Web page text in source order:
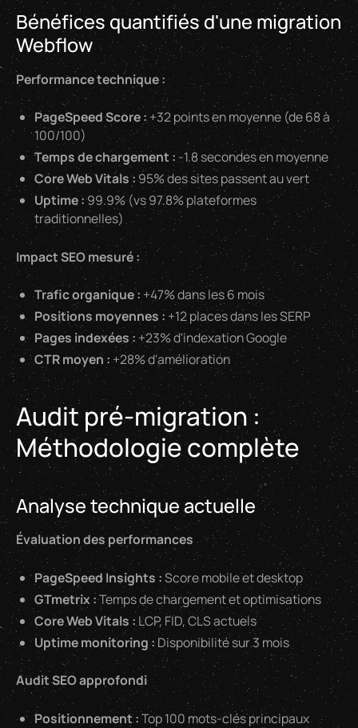
Bénéfices quantifiés d'une migration
Webflow
Performance technique :
PageSpeed Score :+32 points en moyenne (de 68 à
100/100)
Temps de chargement : -1.8 secondes en moyenne
Core Web Vitals :95% des sites passent au vert
Uptime :99.9% (vs 97.8% plateformes
traditionnelles)
Impact SEO mesuré :
Trafic organique : +47% dans les 6 mois
Positions moyennes : +12 places dans les SERP
Pages indexées : +23% d'indexation Google
CTR moyen : +28% d'amélioration
Audit pré-migration :
Méthodologie complète
Analyse technique actuelle
Évaluation des performances
PageSpeed Insights :Score mobile et desktop
GTmetrix :Temps de chargement et optimisations
Core Web Vitals :LCP, FID, CLS actuels
Uptime monitoring :Disponibilité sur 3 mois
Audit SEO approfondi
Positionnement :Top 100 mots-clés principaux